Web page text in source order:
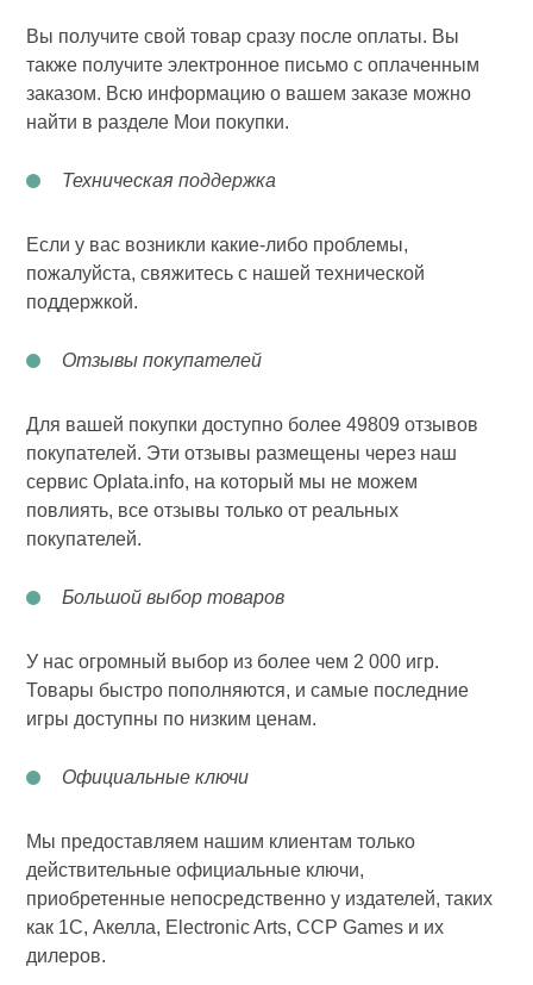
Вы получите свой товар сразу после оплаты. Вы
также получите электронное письмо с оплаченным
заказом. Всю информацию о вашем заказе можно
найти в разделе Мои покупки.
Техническая поддержка
Если у вас возникли какие-либо проблемы,
пожалуйста, свяжитесь с нашей технической
поддержкой.
Отзывы покупателей
Для вашей покупки доступно более 49809 отзывов
покупателей. Эти отзывы размещены через наш
сервис Oplata.info, на который мы не можем
повлиять, все отзывы только от реальных
покупателей.
Большой выбор товаров
У нас огромный выбор из более чем 2 000 игр.
Товары быстро пополняются, и самые последние
игры доступны по низким ценам.
Официальные ключи
Мы предоставляем нашим клиентам только
действительные официальные ключи,
приобретенные непосредственно у издателей, таких
как 1С, Акелла, Electronic Arts, CCP Games и их
дилеров.